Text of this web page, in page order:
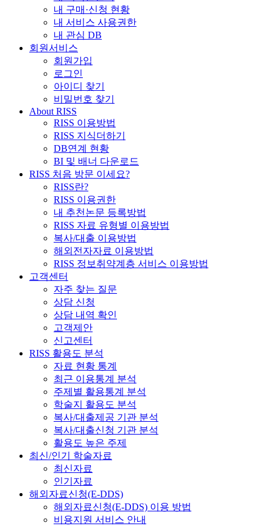
내 구매·신청 현황
내 서비스 사용권한
내 관심 DB
회원서비스
회원가입
로그인
아이디 찾기
비밀번호 찾기
About RISS
RISS 이용방법
RISS 지식더하기
DB연계 현황
BI 및 배너 다운로드
RISS 처음 방문 이세요?
RISS란?
RISS 이용권한
내 추천논문 등록방법
RISS 자료 유형별 이용방법
복사/대출 이용방법
해외전자자료 이용방법
RISS 정보취약계층 서비스 이용방법
고객센터
자주 찾는 질문
상담 신청
상담 내역 확인
고객제안
신고센터
RISS 활용도 분석
자료 현황 통계
최근 이용통계 분석
주제별 활용통계 분석
학술지 활용도 분석
복사/대출제공 기관 분석
복사/대출신청 기관 분석
활용도 높은 주제
최신/인기 학술자료
최신자료
인기자료
해외자료신청(E-DDS)
해외자료신청(E-DDS) 이용 방법
비용지원 서비스 안내